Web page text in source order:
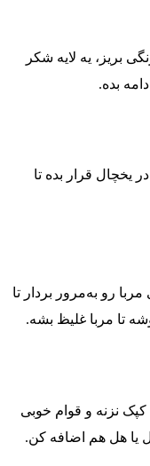
بریز، یه لایه شکر
بده.
یا یک شب در یخچال قرار بده تا
رو به‌مرور بردار تا
کپک نزنه و قوام خوبی
یا هل هم اضافه کن.